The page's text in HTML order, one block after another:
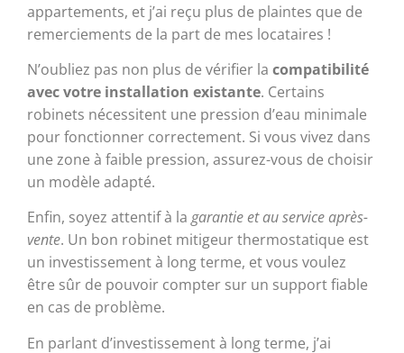
appartements, et j’ai reçu plus de plaintes que de
remerciements de la part de mes locataires !
N’oubliez pas non plus de vérifier la compatibilité
avec votre installation existante. Certains
robinets nécessitent une pression d’eau minimale
pour fonctionner correctement. Si vous vivez dans
une zone à faible pression, assurez-vous de choisir
un modèle adapté.
Enfin, soyez attentif à la garantie et au service après-
vente. Un bon robinet mitigeur thermostatique est
un investissement à long terme, et vous voulez
être sûr de pouvoir compter sur un support fiable
en cas de problème.
En parlant d’investissement à long terme, j’ai